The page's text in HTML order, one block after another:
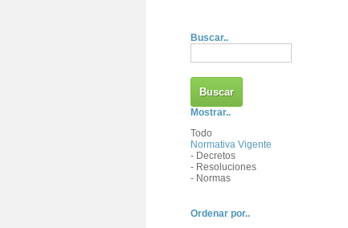
Buscar..
Mostrar..
Todo
Normativa Vigente
- Decretos
- Resoluciones
- Normas
Ordenar por..